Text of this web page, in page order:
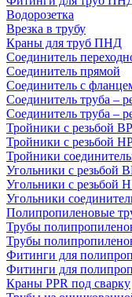
Водорозетка
Врезка в трубу
Краны для труб ПНД
Соединитель
Соединитель прямой
Соединитель с
Соединитель труба –
Соединитель труба –
Тройники с резьбой ВР
Тройники с резьбой
Тройники
Угольники с резьбой
Угольники с резьбой
Угольники
Полипропиленовые
Трубы
Трубы
Фитинги для
Фитинги для
Краны PPR под сварку